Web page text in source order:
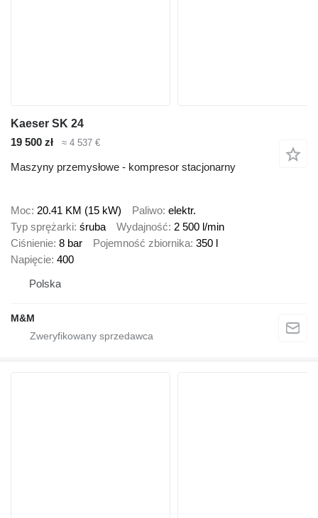
Kaeser SK 24
19 500 zł
≈ 4 537 €
Maszyny przemysłowe - kompresor stacjonarny
Moc 20.41 KM (15 kW) Paliwo elektr.
Typ sprężarki śruba Wydajność 2 500 l/min
Ciśnienie 8 bar Pojemność zbiornika 350 l
Napięcie 400
Polska
M&M